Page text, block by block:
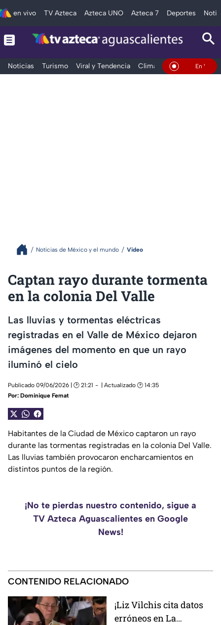
en vivo TV Azteca Azteca UNO Azteca 7 Deportes
Noticias Turismo Viral y Tendencia Clima Deportes En Vivo
Noticias de México y el mundo Video
Captan rayo durante tormenta
en la colonia Del Valle
Las lluvias y tormentas eléctricas
registradas en el Valle de México dejaron
imágenes del momento en que un rayo
iluminó el cielo
Publicado 09/06/2026 | 🕑 21:21
| Actualizado 🕑 14:35
Por: Dominique Femat
Habitantes de la Ciudad de México captaron un rayo
durante las tormentas registradas en la colonia Del Valle.
Las lluvias también provocaron encharcamientos en
distintos puntos de la región.
¡No te pierdas nuestro contenido, sigue a
TV Azteca Aguascalientes en Google
News!
CONTENIDO RELACIONADO
¡Liz Vilchis cita datos
erróneos en La